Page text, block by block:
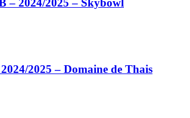
– 2024/2025 – Skybowl
2025 – Domaine de Thais